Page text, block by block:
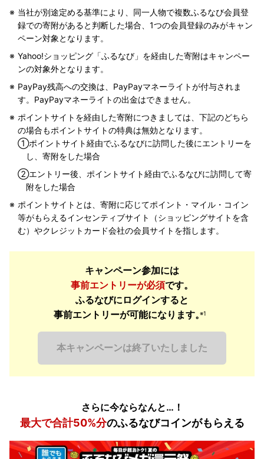
当社が別途定める基準により、同一人物で複数ふるなび会員登
録での寄附があると判断した場合、1つの会員登録のみがキャン
ペーン対象となります。
Yahoo!ショッピング「ふるなび」を経由した寄附はキャンペー
ンの対象外となります。
PayPay残高への交換は、PayPayマネーライトが付与されま
す。PayPayマネーライトの出金はできません。
ポイントサイトを経由した寄附につきましては、下記のどちら
の場合もポイントサイトの特典は無効となります。
①ポイントサイト経由でふるなびに訪問した後にエントリーを
し、寄附をした場合
②エントリー後、ポイントサイト経由でふるなびに訪問して寄
附をした場合
ポイントサイトとは、寄附に応じてポイント・マイル・コイン
等がもらえるインセンティブサイト（ショッピングサイトを含
む）やクレジットカード会社の会員サイトを指します。
キャンペーン参加には
事前エントリーが必須です。
ふるなびにログインすると
事前エントリーが可能になります。
※1
本キャンペーンは終了いたしました
さらに今ならなんと…！
最大で合計50%分のふるなびコインがもらえる